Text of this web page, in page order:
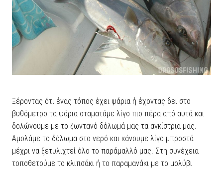
Ξέροντας ότι ένας τόπος έχει ψάρια ή έχοντας δει στο
βυθόμετρο τα ψάρια σταματάμε λίγο πιο πέρα από αυτά και
δολώνουμε με το ζωντανό δόλωμά μας τα αγκίστρια μας.
Αμολάμε το δόλωμα στο νερό και κάνουμε λίγο μπροστά
μέχρι να ξετυλιχτεί όλο το παράμαλλό μας. Στη συνέχεια
τοποθετούμε το κλιπσάκι ή το παραμανάκι με το μολύβι